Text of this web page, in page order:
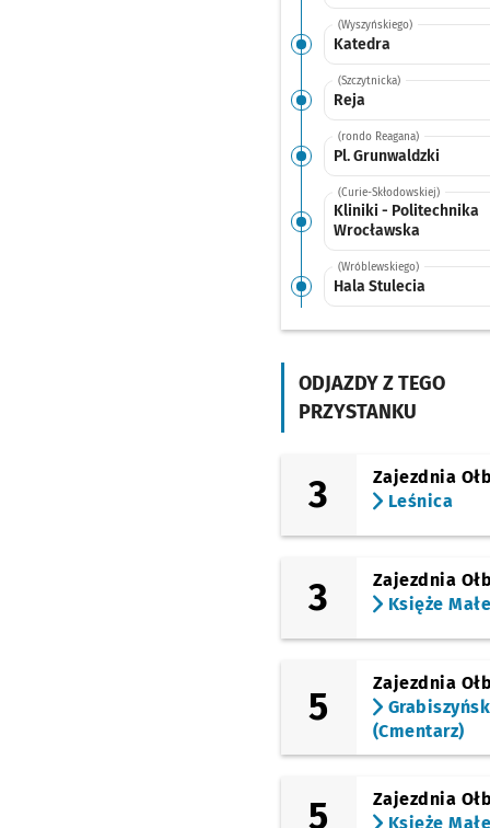
(Wyszyńskiego)
Katedra
(Szczytnicka)
Reja
(rondo Reagana)
Pl. Grunwaldzki
(Curie-Skłodowskiej)
Kliniki - Politechnika
Wrocławska
(Wróblewskiego)
Hala Stulecia
(Wróblewskiego)
(Olszewskiego)
Piramowicza
Spółdzielcza
Biskupin
ODJAZDY Z TEGO
PRZYSTANKU
3
Zajezdnia
Leśnica
3
Zajezdnia
Księże Małe
5
Zajezdnia
(Cmentarz)
5
Zajezdnia
Księże Małe